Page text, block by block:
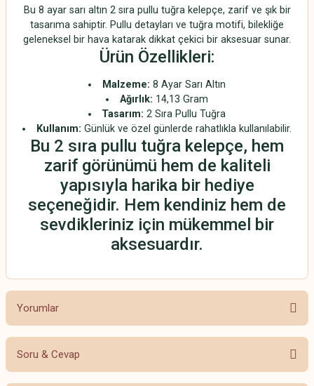
Bu 8 ayar sarı altın 2 sıra pullu tuğra kelepçe, zarif ve şık bir
tasarıma sahiptir. Pullu detayları ve tuğra motifi, bilekliğe
geleneksel bir hava katarak dikkat çekici bir aksesuar sunar.
Ürün Özellikleri:
Malzeme: 8 Ayar Sarı Altın
Ağırlık: 14,13 Gram
Tasarım: 2 Sıra Pullu Tuğra
Kullanım: Günlük ve özel günlerde rahatlıkla kullanılabilir.
Bu 2 sıra pullu tuğra kelepçe, hem
zarif görünümü hem de kaliteli
yapısıyla harika bir hediye
seçeneğidir. Hem kendiniz hem de
sevdikleriniz için mükemmel bir
aksesuardır.
Yorumlar
Bu ürüne ilk yorumu siz yapın!
Soru & Cevap